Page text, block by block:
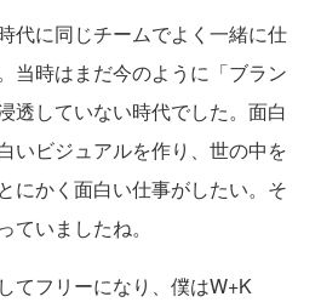
代に同じチームでよく一緒に仕
当時はまだ今のように「ブラン
透していない時代でした。面白
いビジュアルを作り、世の中を
にかく面白い仕事がしたい。そ
ていましたね。
てフリーになり、僕はW+K